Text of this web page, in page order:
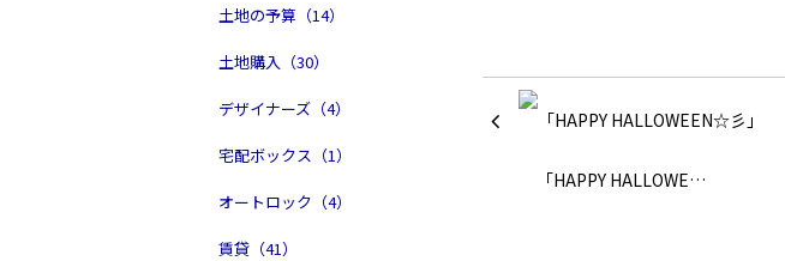
土地の予算（14）
土地購入（30）
デザイナーズ（4）
宅配ボックス（1）
オートロック（4）
賃貸（41）
「HAPPY HALLOWE…